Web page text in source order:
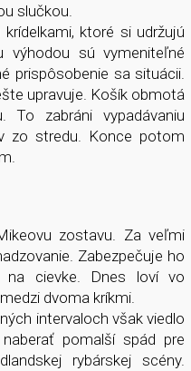
slučkou.
ktoré si udržujú
výhodou sú vymeniteľné
prispôsobenie sa situácii.
upravuje. Košík obmotá
To zabráni vypadávaniu
zo stredu. Konce potom
zostavu. Za veľmi
Zabezpečuje ho
na cievke. Dnes loví vo
dvoma kríkmi.
intervaloch však viedlo
pomalší spád pre
rybárskej scény.